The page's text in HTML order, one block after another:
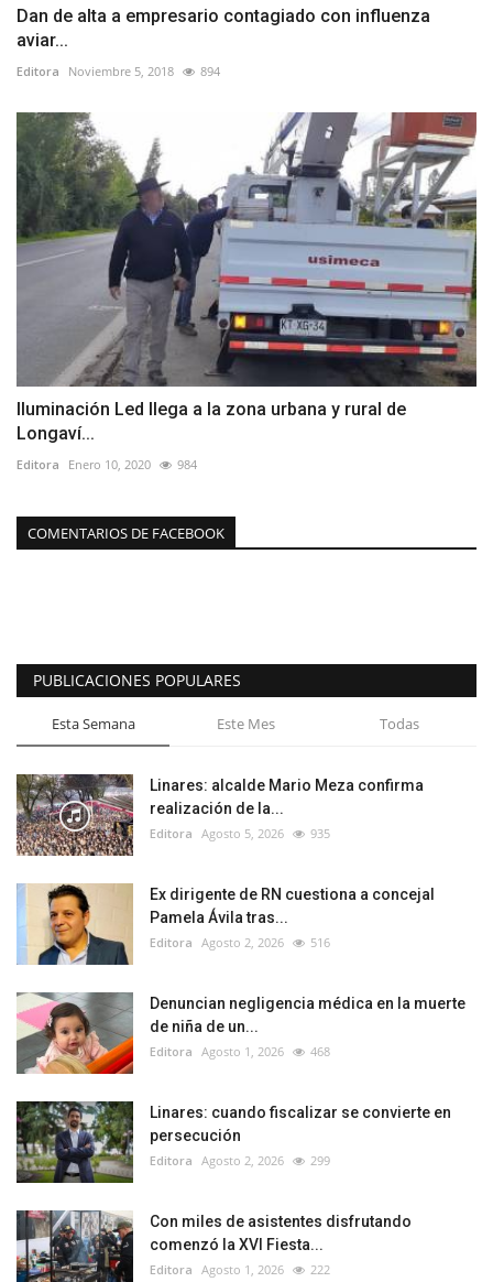
Dan de alta a empresario contagiado con influenza
aviar...
Editora Noviembre 5, 2018 894
Iluminación Led llega a la zona urbana y rural de
Longaví...
Editora Enero 10, 2020 984
COMENTARIOS DE FACEBOOK
PUBLICACIONES POPULARES
Esta Semana Este Mes Todas
Linares: alcalde Mario Meza confirma
realización de la...
Editora Agosto 5, 2026 935
Ex dirigente de RN cuestiona a concejal
Pamela Ávila tras...
Editora Agosto 2, 2026 516
Denuncian negligencia médica en la muerte
de niña de un...
Editora Agosto 1, 2026 468
Linares: cuando fiscalizar se convierte en
persecución
Editora Agosto 2, 2026 299
Con miles de asistentes disfrutando
comenzó la XVI Fiesta...
Editora Agosto 1, 2026 222